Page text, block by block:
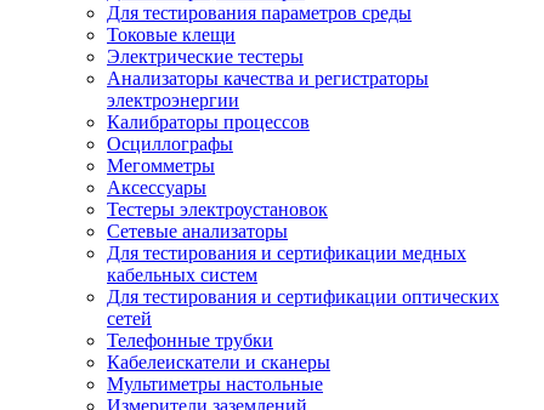
Для тестирования параметров среды
Токовые клещи
Электрические тестеры
Анализаторы качества и регистраторы
электроэнергии
Калибраторы процессов
Осциллографы
Мегомметры
Аксессуары
Тестеры электроустановок
Сетевые анализаторы
Для тестирования и сертификации медных
кабельных систем
Для тестирования и сертификации оптических
сетей
Телефонные трубки
Кабелеискатели и сканеры
Мультиметры настольные
Измерители заземлений